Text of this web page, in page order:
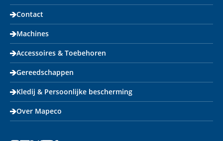
Contact
Machines
Accessoires & Toebehoren
Gereedschappen
Kledij & Persoonlijke bescherming
Over Mapeco